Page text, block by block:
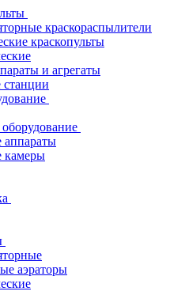
краскораспылители
краскопульты
и агрегаты
аппараты
камеры
аэраторы